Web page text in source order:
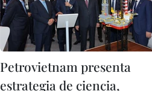
Petrovietnam presenta
estrategia de ciencia,